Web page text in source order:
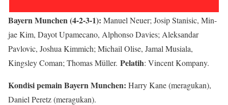
Bayern Munchen (4-2-3-1): Manuel Neuer; Josip Stanisic, Min-
jae Kim, Dayot Upamecano, Alphonso Davies; Aleksandar
Pavlovic, Joshua Kimmich; Michail Olise, Jamal Musiala,
Kingsley Coman; Thomas Müller. Pelatih: Vincent Kompany.
Kondisi pemain Bayern Munchen: Harry Kane (meragukan),
Daniel Peretz (meragukan).